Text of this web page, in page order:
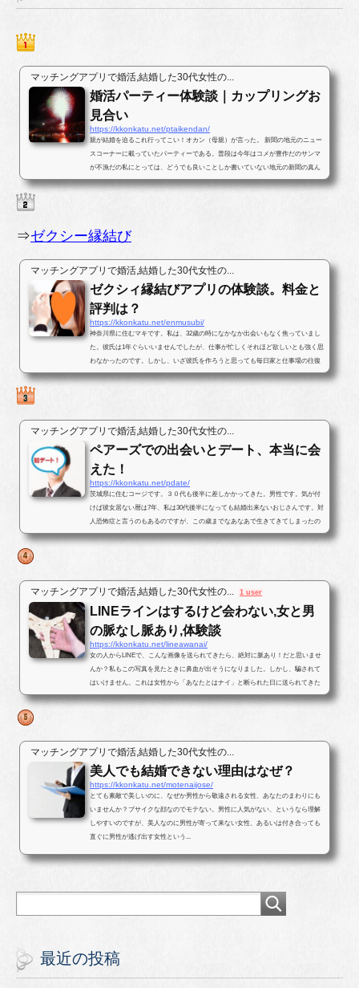
マッチングアプリで婚活,結婚した30代女性の...
婚活パーティー体験談｜カップリングお
見合い
https://kkonkatu.net/ptaikendan/
親が結婚を迫るこれ行ってこい！オカン（母親）が言った。 新聞の地元のニュー
スコーナーに載っていたパーティーである。普段は今年はコメが豊作だのサンマ
が不漁だの私にとっては、どうでも良いことしか書いていない地元の新聞の真ん
中ほどのページに婚活パー...
⇒ゼクシー縁結び
マッチングアプリで婚活,結婚した30代女性の...
ゼクシィ縁結びアプリの体験談。料金と
評判は？
https://kkonkatu.net/enmusubi/
神奈川県に住むマキです。私は、32歳の時になかなか出会いもなく焦っていまし
た。彼氏は1年ぐらいいませんでしたが、仕事が忙しくそれほど欲しいとも強く思
わなかったのです。しかし、いざ彼氏を作ろうと思っても毎日家と仕事場の往復
ばかりで出会いがなかったのです...
マッチングアプリで婚活,結婚した30代女性の...
ペアーズでの出会いとデート、本当に会
えた！
https://kkonkatu.net/pdate/
茨城県に住むコージです。３０代も後半に差しかかってきた。男性です。気が付
けば彼女居ない暦は7年、私は30代後半になっても結婚出来ないおじさんです。対
人恐怖症と言うのもあるのですが、この歳までなあなあで生きてきてしまったの
で、そろそろ･･･と思いパートナ...
マッチングアプリで婚活,結婚した30代女性の... 1 user
LINEラインはするけど会わない,女と男
の脈なし脈あり,体験談
https://kkonkatu.net/lineawanai/
女の人からLINEで、こんな画像を送られてきたら、絶対に脈あり！だと思いませ
んか？私もこの写真を見たときに鼻血が出そうになりました。しかし、騙されて
はいけません。これは女性から「あなたとはナイ」と断られた日に送られてきた
写真です。最後まで結末を読んで...
マッチングアプリで婚活,結婚した30代女性の...
美人でも結婚できない理由はなぜ？
https://kkonkatu.net/motenaijose/
とても素敵で美しいのに、なぜか男性から敬遠される女性、あなたのまわりにも
いませんか？ブサイクな顔なのでモテない。男性に人気がない、というなら理解
しやすいのですが、美人なのに男性が寄って来ない女性、あるいは付き合っても
直ぐに男性が逃げ出す女性という...
最近の投稿